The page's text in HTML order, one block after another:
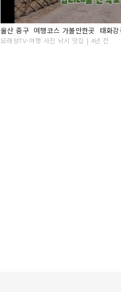
모래성TV-여행 사진 낚시 맛집 | 4년 전